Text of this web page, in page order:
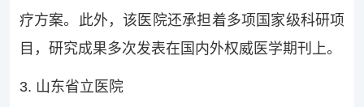
疗方案。此外，该医院还承担着多项国家级科研项
目，研究成果多次发表在国内外权威医学期刊上。
3. 山东省立医院